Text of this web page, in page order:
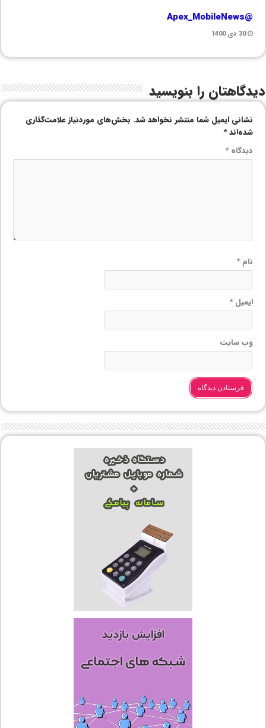
@Apex_MobileNews
30 دی 1400
دیدگاهتان را بنویسید
نشانی ایمیل شما منتشر نخواهد شد. بخش‌های موردنیاز علامت‌گذاری
شده‌اند*
دیدگاه*
نام*
ایمیل*
وب‌ سایت